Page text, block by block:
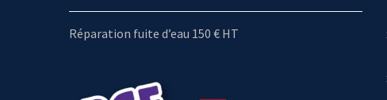
Réparation fuite d’eau 150 € HT